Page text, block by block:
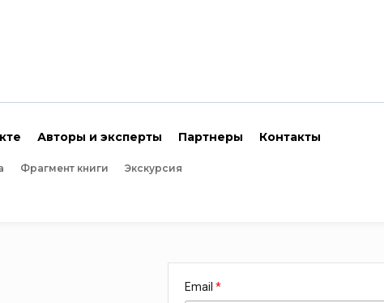
Авторы и эксперты Партнеры Контакты
Фрагмент книги Экскурсия
Email